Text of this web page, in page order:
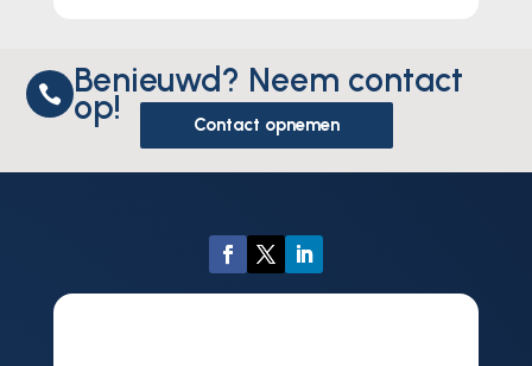
 Benieuwd? Neem contact
op! Contact opnemen